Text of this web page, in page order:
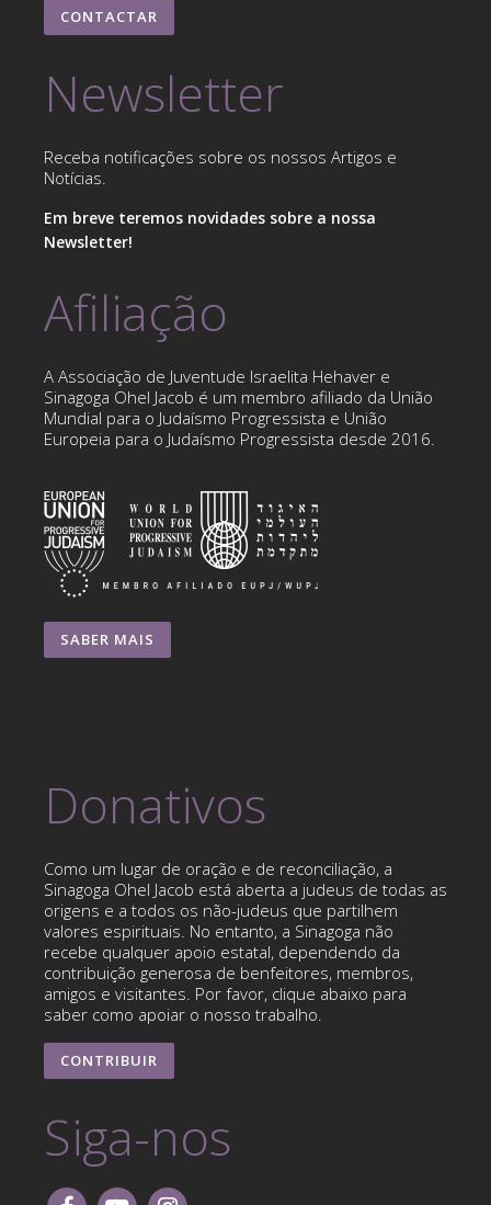
CONTACTAR
Newsletter
Receba notificações sobre os nossos Artigos e
Notícias.
Em breve teremos novidades sobre a nossa
Newsletter!
Afiliação
A Associação de Juventude Israelita Hehaver e
Sinagoga Ohel Jacob é um membro afiliado da União
Mundial para o Judaísmo Progressista e União
Europeia para o Judaísmo Progressista desde 2016.
SABER MAIS
Donativos
Como um lugar de oração e de reconciliação, a
Sinagoga Ohel Jacob está aberta a judeus de todas as
origens e a todos os não-judeus que partilhem
valores espirituais. No entanto, a Sinagoga não
recebe qualquer apoio estatal, dependendo da
contribuição generosa de benfeitores, membros,
amigos e visitantes. Por favor, clique abaixo para
saber como apoiar o nosso trabalho.
CONTRIBUIR
Siga-nos